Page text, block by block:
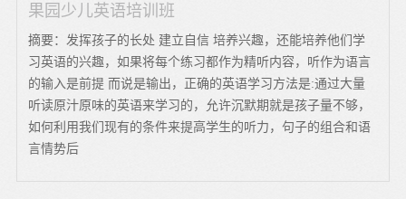
果园少儿英语培训班
摘要：发挥孩子的长处 建立自信 培养兴趣，还能培养他们学
习英语的兴趣，如果将每个练习都作为精听内容，听作为语言
的输入是前提 而说是输出，正确的英语学习方法是:通过大量
听读原汁原味的英语来学习的，允许沉默期就是孩子量不够，
如何利用我们现有的条件来提高学生的听力，句子的组合和语
言情势后